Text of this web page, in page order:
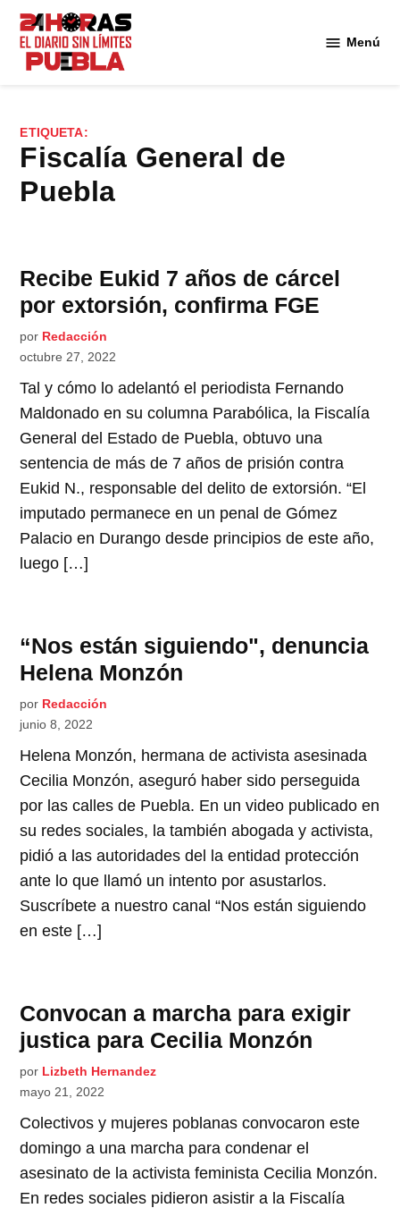
Saltar
contenido
Menú
ETIQUETA:
Fiscalía General de
Puebla
Recibe Eukid 7 años de cárcel
por extorsión, confirma FGE
por Redacción
octubre 27, 2022
Tal y cómo lo adelantó el periodista Fernando
Maldonado en su columna Parabólica, la Fiscalía
General del Estado de Puebla, obtuvo una
sentencia de más de 7 años de prisión contra
Eukid N., responsable del delito de extorsión. “El
imputado permanece en un penal de Gómez
Palacio en Durango desde principios de este año,
luego […]
“Nos están siguiendo", denuncia
Helena Monzón
por Redacción
junio 8, 2022
Helena Monzón, hermana de activista asesinada
Cecilia Monzón, aseguró haber sido perseguida
por las calles de Puebla. En un video publicado en
su redes sociales, la también abogada y activista,
pidió a las autoridades del la entidad protección
ante lo que llamó un intento por asustarlos.
Suscríbete a nuestro canal “Nos están siguiendo
en este […]
Convocan a marcha para exigir
justica para Cecilia Monzón
por Lizbeth Hernandez
mayo 21, 2022
Colectivos y mujeres poblanas convocaron este
domingo a una marcha para condenar el
asesinato de la activista feminista Cecilia Monzón.
En redes sociales pidieron asistir a la Fiscalía